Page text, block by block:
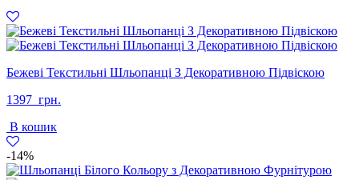
Коричневими
Лінзами
кількість
Бежеві Текстильні Шльопанці З Декоративною Підвіскою
1397 грн.
В кошик
-14%